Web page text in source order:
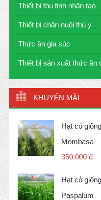
Thiết bị thụ tinh nhân tạo
Thiết bị chăn nuôi thú y
Thức ăn gia súc
Thiết bị sản xuất thức ăn
KHUYẾN MÃI
Hạt cỏ giống
Mombasa
350.000 đ
Hạt cỏ
Paspalum